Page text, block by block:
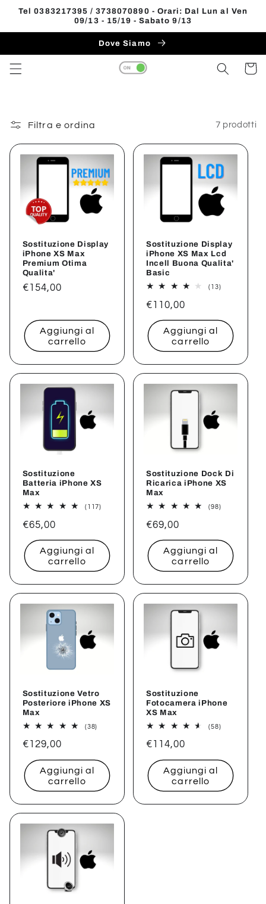
Privacy
Policy
direttamente
Tel 0383217395 / 3738070890 - Orari: Dal Lun al Ven
09/13 - 15/19 - Sabato 9/13
Dove Siamo
Carrello
Filtra e ordina 7 prodotti
Sostituzione Display
iPhone XS Max
Premium Otima
Qualita'
Prezzo
€154,00
Aggiungi al
carrello
Sostituzione Display
iPhone XS Max Lcd
Incell Buona Qualita'
Basic
(13)13
Prezzo
listino
€110,00
Aggiungi al
carrello
Sostituzione
Batteria iPhone XS
Max
(117)117
Prezzo
listino
€65,00
Aggiungi al
carrello
Sostituzione Dock Di
Ricarica iPhone XS
Max
(98)98
Prezzo
listino
€69,00
Aggiungi al
carrello
Sostituzione Vetro
Posteriore iPhone XS
Max
(38)
Prezzo
listino
€129,00
Aggiungi al
carrello
Sostituzione
Fotocamera iPhone
XS Max
(58)58
Prezzo
listino
€114,00
Aggiungi al
carrello